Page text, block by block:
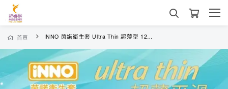
首頁 INNO 茵諾衛生套 Ultra Thin 超薄型 12片裝 原裝進口 隱密出貨